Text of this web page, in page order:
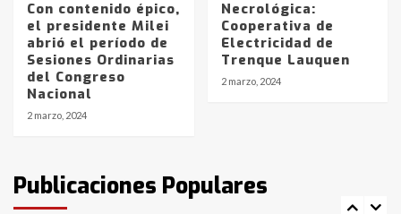
Con contenido épico,
el presidente Milei
abrió el período de
Sesiones Ordinarias
del Congreso
Nacional
2 marzo, 2024
Necrológica:
Cooperativa de
Electricidad de
Trenque Lauquen
2 marzo, 2024
Publicaciones Populares
6
La Bolsa de Cereales de Bahía
Blanca anticipa que Agosto vendrá
con lluvias y heladas, en gran parte
fueron detenidos por
comercialización de drogas en la
tarde del sábado